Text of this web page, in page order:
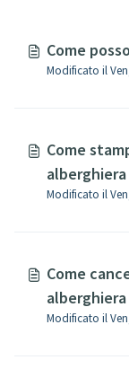
Come
Modificato il
Come
alberghiera
Modificato il
Come
alberghiera